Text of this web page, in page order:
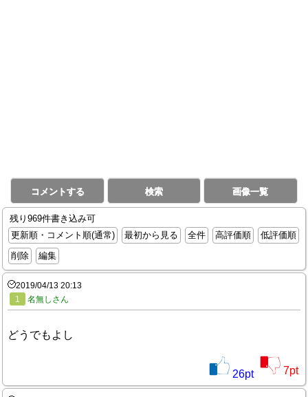
コメントする 検索 画像一覧
残り969件書き込み可
更新順・コメント順(通常)
最初から見る 全件 高評価順
低評価順
削除
編集
2019/04/13 20:13
1
名無しさん
どうでもよし
26pt 7pt